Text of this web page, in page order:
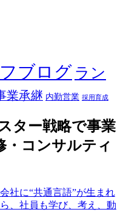
ブログ ラン
業承継 内勤営業 採用育成
ター戦略で事業
・コンサルティ
社に“共通言語”が生まれ
、社員も学び、考え、動